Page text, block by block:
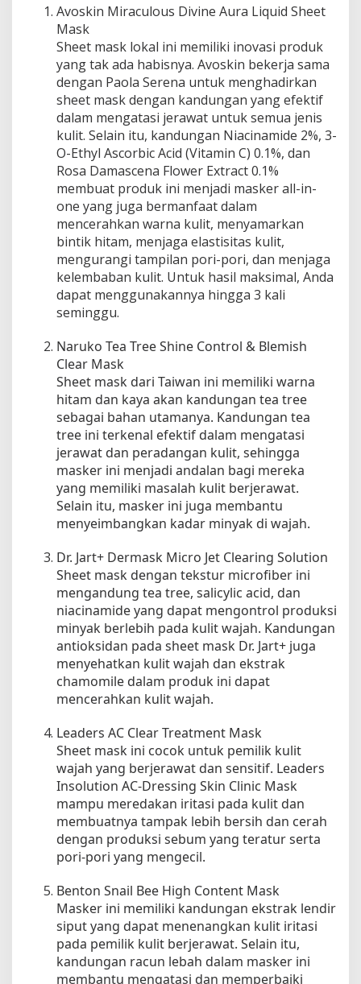
e
e
r
a
w
a
t
:
M
e
n
y
e
g
a
r
k
a
d
a
n
M
n
c
e
r
a
h
k
n
Avoskin Miraculous Divine Aura Liquid Sheet
Mask
Sheet mask lokal ini memiliki inovasi produk
yang tak ada habisnya. Avoskin bekerja sama
dengan Paola Serena untuk menghadirkan
sheet mask dengan kandungan yang efektif
dalam mengatasi jerawat untuk semua jenis
kulit. Selain itu, kandungan Niacinamide 2%, 3-
O-Ethyl Ascorbic Acid (Vitamin C) 0.1%, dan
Rosa Damascena Flower Extract 0.1%
membuat produk ini menjadi masker all-in-
one yang juga bermanfaat dalam
mencerahkan warna kulit, menyamarkan
bintik hitam, menjaga elastisitas kulit,
mengurangi tampilan pori-pori, dan menjaga
kelembaban kulit. Untuk hasil maksimal, Anda
dapat menggunakannya hingga 3 kali
seminggu.
Naruko Tea Tree Shine Control & Blemish
Clear Mask
Sheet mask dari Taiwan ini memiliki warna
hitam dan kaya akan kandungan tea tree
sebagai bahan utamanya. Kandungan tea
tree ini terkenal efektif dalam mengatasi
jerawat dan peradangan kulit, sehingga
masker ini menjadi andalan bagi mereka
yang memiliki masalah kulit berjerawat.
Selain itu, masker ini juga membantu
menyeimbangkan kadar minyak di wajah.
Dr. Jart+ Dermask Micro Jet Clearing Solution
Sheet mask dengan tekstur microfiber ini
mengandung tea tree, salicylic acid, dan
niacinamide yang dapat mengontrol produksi
minyak berlebih pada kulit wajah. Kandungan
antioksidan pada sheet mask Dr. Jart+ juga
menyehatkan kulit wajah dan ekstrak
chamomile dalam produk ini dapat
mencerahkan kulit wajah.
Leaders AC Clear Treatment Mask
Sheet mask ini cocok untuk pemilik kulit
wajah yang berjerawat dan sensitif. Leaders
Insolution AC-Dressing Skin Clinic Mask
mampu meredakan iritasi pada kulit dan
membuatnya tampak lebih bersih dan cerah
dengan produksi sebum yang teratur serta
pori-pori yang mengecil.
Benton Snail Bee High Content Mask
Masker ini memiliki kandungan ekstrak lendir
siput yang dapat menenangkan kulit iritasi
pada pemilik kulit berjerawat. Selain itu,
kandungan racun lebah dalam masker ini
membantu mengatasi dan memperbaiki